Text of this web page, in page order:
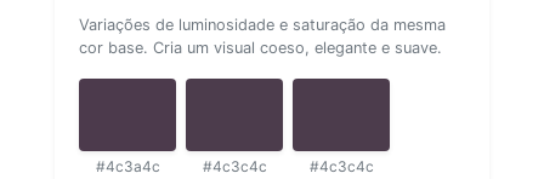
Variações de luminosidade e saturação da mesma
cor base. Cria um visual coeso, elegante e suave.
#4c3a4c #4c3c4c #4c3c4c